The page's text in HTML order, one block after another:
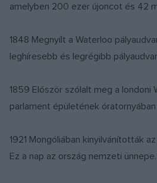
amelyben 200 ezer újoncot és 42
1848 Megnyílt a Waterloo
leghíresebb és legrégibb
1859 Először szólalt meg a londoni
parlament épületének óratornyában
1921 Mongóliában kinyilvánították
Ez a nap az ország nemzeti ünnepe.